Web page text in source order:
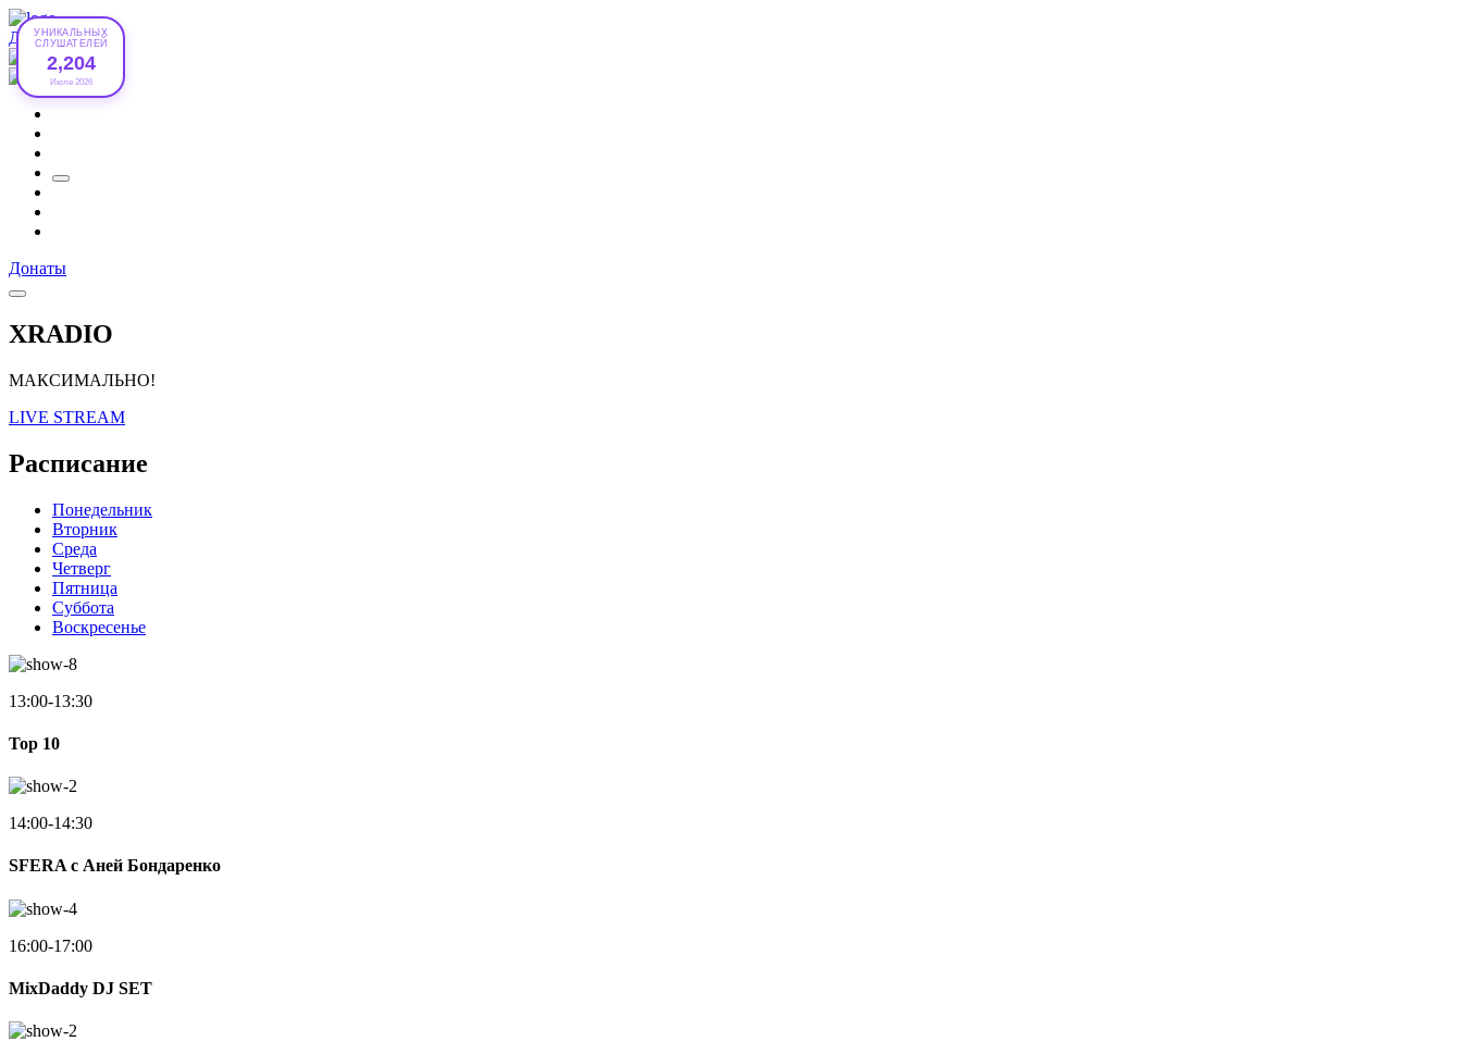
УНИКАЛЬНЫХ
СЛУШАТЕЛЕЙ
2,204
Июле 2026
Донаты
Донаты
XRADIO
МАКСИМАЛЬНО!
LIVE STREAM
Расписание
Понедельник
Вторник
Среда
Четверг
Пятница
Суббота
Воскресенье
13:00-13:30
Top 10
14:00-14:30
SFERA с Аней Бондаренко
16:00-17:00
MixDaddy DJ SET